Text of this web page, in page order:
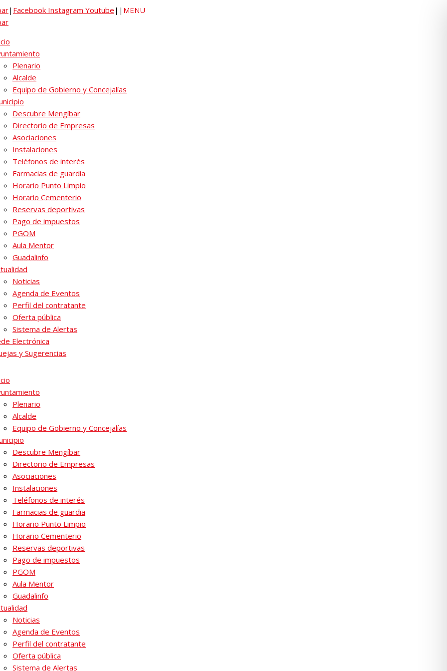
| Facebook Instagram Youtube | | MENU
Plenario
Alcalde
Equipo de Gobierno y Concejalías
Descubre Mengíbar
Directorio de Empresas
Asociaciones
Instalaciones
Teléfonos de interés
Farmacias de guardia
Horario Punto Limpio
Horario Cementerio
Reservas deportivas
Pago de impuestos
PGOM
Aula Mentor
Guadalinfo
Noticias
Agenda de Eventos
Perfil del contratante
Oferta pública
Sistema de Alertas
Electrónica
y Sugerencias
Plenario
Alcalde
Equipo de Gobierno y Concejalías
Descubre Mengíbar
Directorio de Empresas
Asociaciones
Instalaciones
Teléfonos de interés
Farmacias de guardia
Horario Punto Limpio
Horario Cementerio
Reservas deportivas
Pago de impuestos
PGOM
Aula Mentor
Guadalinfo
Noticias
Agenda de Eventos
Perfil del contratante
Oferta pública
Sistema de Alertas